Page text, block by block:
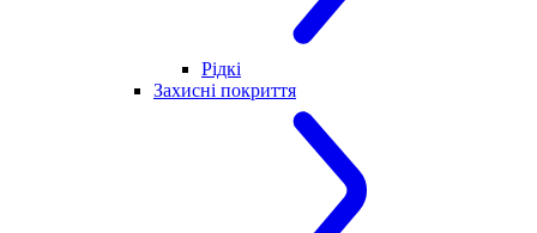
Рідкі
Захисні покриття